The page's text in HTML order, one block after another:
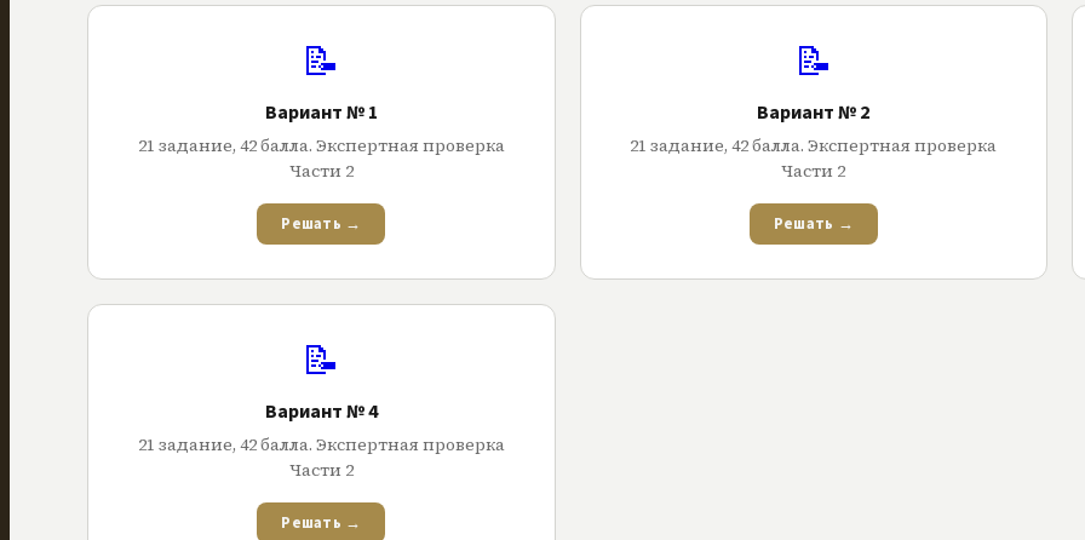
📝
Вариант № 1
21 задание, 42балла. Экспертная проверка
Части 2
Решать →
📝
Вариант № 2
21 задание,42балла. Экспертная проверка
Части 2
Решать →
📝
Вариант № 4
21 задание, 42балла. Экспертная проверка
Части 2
Решать →